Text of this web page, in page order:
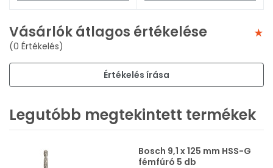
Vásárlók átlagos értékelése
(0 Értékelés)
Értékelés írása
Legutóbb megtekintett termékek
Bosch 9,1 x 125 mm HSS-G
fémfúró 5 db